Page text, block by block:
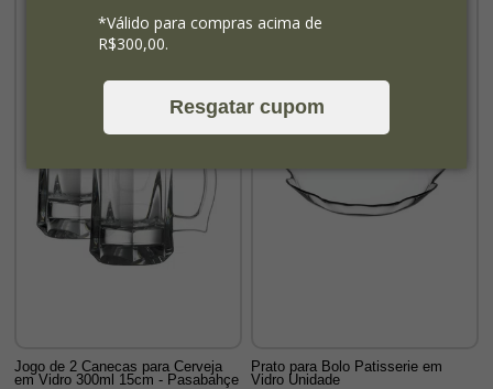
*Válido para compras acima de
R$300,00.
Resgatar cupom
Jogo de 2 Canecas para Cerveja
em Vidro 300ml 15cm - Pasabahçe
Prato para Bolo Patisserie em
Vidro Unidade